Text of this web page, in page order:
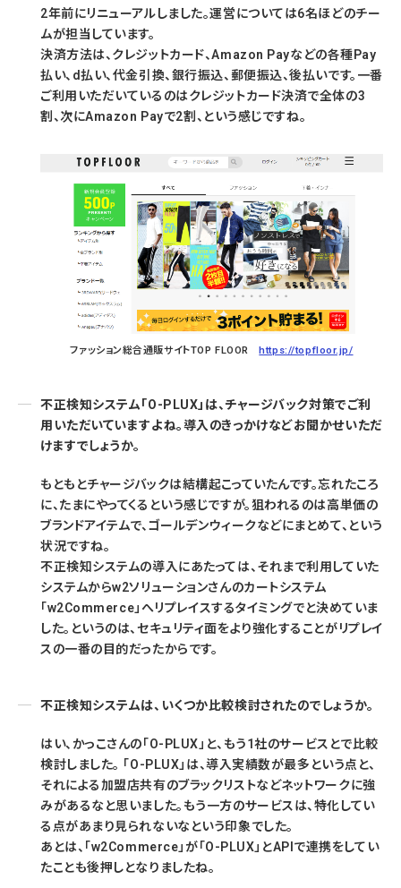
2年前にリニューアルしました。運営については6名ほどのチー
ムが担当しています。
決済方法は、クレジットカード、Amazon Payなどの各種Pay
払い、d払い、代金引換、銀行振込、郵便振込、後払いです。一番
ご利用いただいているのはクレジットカード決済で全体の3
割、次にAmazon Payで2割、という感じですね。
ファッション総合通販サイトTOP FLOOR https://topfloor.jp/
不正検知システム「O-PLUX」は、チャージバック対策でご利
用いただいていますよね。導入のきっかけなどお聞かせいただ
けますでしょうか。
もともとチャージバックは結構起こっていたんです。忘れたころ
に、たまにやってくるという感じですが。狙われるのは高単価の
ブランドアイテムで、ゴールデンウィークなどにまとめて、という
状況ですね。
不正検知システムの導入にあたっては、それまで利用していた
システムからw2ソリューションさんのカートシステム
「w2Commerce」へリプレイスするタイミングでと決めていま
した。というのは、セキュリティ面をより強化することがリプレイ
スの一番の目的だったからです。
不正検知システムは、いくつか比較検討されたのでしょうか。
はい、かっこさんの「O-PLUX」と、もう1社のサービスとで比較
検討しました。 「O-PLUX」は、導入実績数が最多という点と、
それによる加盟店共有のブラックリストなどネットワークに強
みがあるなと思いました。もう一方のサービスは、特化してい
る点があまり見られないなという印象でした。
あとは、「w2Commerce」が「O-PLUX」とAPIで連携をしてい
たことも後押しとなりましたね。